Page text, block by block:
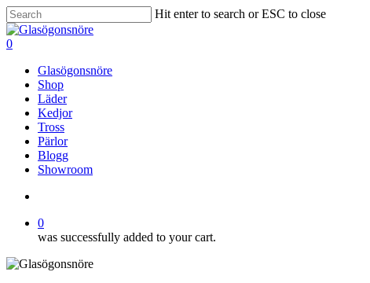
Skip
to
main
Hit enter to search or ESC to close
Close
Search
search
0
Glasögonsnöre
Shop
Läder
Kedjor
Tross
Pärlor
Blogg
Showroom
0
was successfully added to your cart.